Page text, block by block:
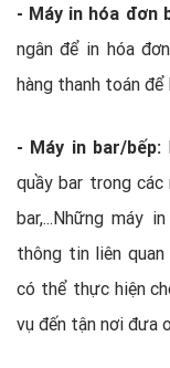
- Máy in hóa đơn
ngân để in hóa
hàng thanh toán để
- Máy in bar/bếp:
quầy bar trong các
bar,...Những máy
thông tin liên quan
có thể thực hiện
vụ đến tận nơi đưa